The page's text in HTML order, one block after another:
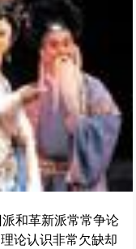
和革新派常常争论
论认识非常欠缺却